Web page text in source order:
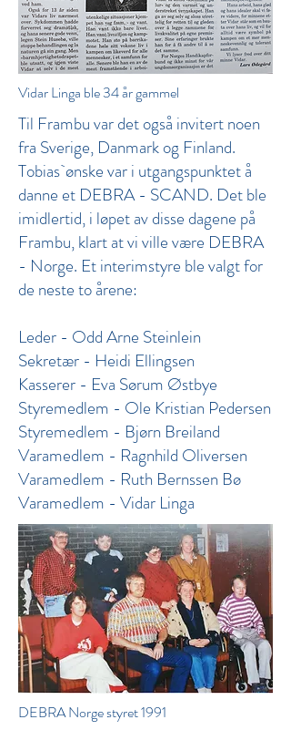
Vidar Linga ble 34 år gammel
Til Frambu var det også invitert noen
fra Sverige, Danmark og Finland.
Tobias`ønske var i utgangspunktet å
danne et DEBRA - SCAND. Det ble
imidlertid, i løpet av disse dagene på
Frambu, klart at vi ville være DEBRA
- Norge. Et interimstyre ble valgt for
de neste to årene:
Leder - Odd Arne Steinlein
Sekretær - Heidi Ellingsen
Kasserer - Eva Sørum Østbye
Styremedlem - Ole Kristian Pedersen
Styremedlem - Bjørn Breiland
Varamedlem - Ragnhild Oliversen
Varamedlem - Ruth Bernssen Bø
Varamedlem - Vidar Linga
DEBRA Norge styret 1991